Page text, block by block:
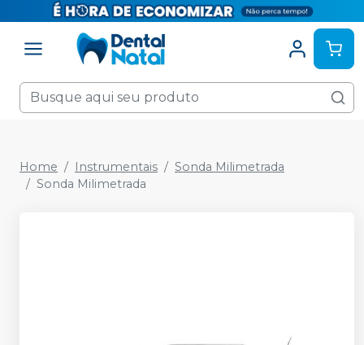
Home Instrumentais
Sonda Milimetrada
Sonda Milimetrada